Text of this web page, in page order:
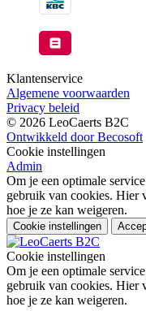
Klantenservice
Algemene voorwaarden
Privacy beleid
© 2026 LeoCaerts B2C
Ontwikkeld door Becosoft
Cookie instellingen
Admin
Om je een optimale
gebruik van cookies. Hier
hoe je ze kan weigeren.
Cookie instellingen
Cookie instellingen
Om je een optimale
gebruik van cookies. Hier
hoe je ze kan weigeren.